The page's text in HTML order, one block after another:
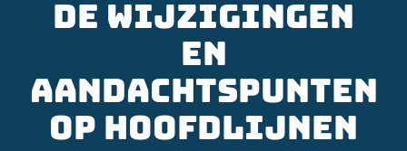
de wijzigingen
en
aandachtspunten
op hoofdlijnen